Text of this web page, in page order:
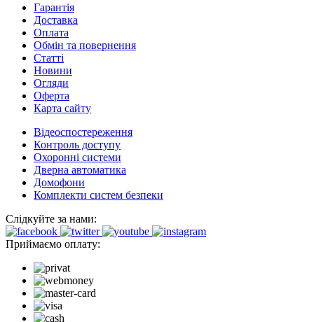
Гарантія
Доставка
Оплата
Обмін та повернення
Cтатті
Новини
Огляди
Оферта
Карта сайту
Відеоспостереження
Контроль доступу
Охоронні системи
Дверна автоматика
Домофони
Комплекти систем безпеки
Слідкуйте за нами:
Приймаємо оплату: